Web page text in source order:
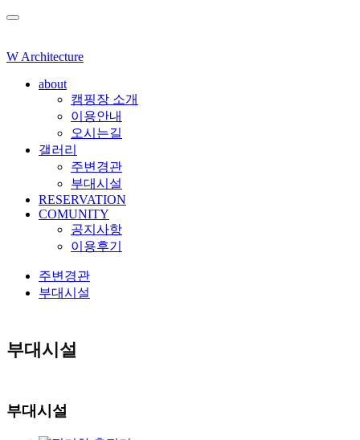
W Architecture
about
캠핑장 소개
이용안내
오시는길
갤러리
주변경관
부대시설
RESERVATION
COMUNITY
공지사항
이용후기
주변경관
부대시설
부대시설
부대시설